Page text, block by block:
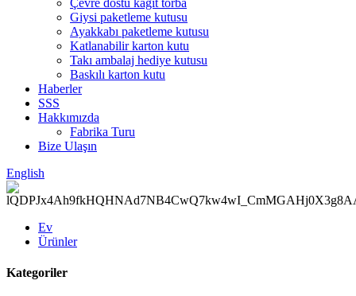
Çevre dostu kağıt torba
Giysi paketleme kutusu
Ayakkabı paketleme kutusu
Katlanabilir karton kutu
Takı ambalaj hediye kutusu
Baskılı karton kutu
Haberler
SSS
Hakkımızda
Fabrika Turu
Bize Ulaşın
English
Ev
Ürünler
Kategoriler